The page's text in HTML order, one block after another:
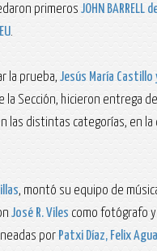
primeros JOHN BARRELL
.
la prueba, Jesús María Castillo
la Sección, hicieron entrega
las distintas categorías, en la
, montó su equipo de
José R. Viles como fotógrafo
por Patxi Díaz, Felix